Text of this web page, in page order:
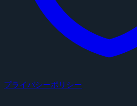
プライバシーポリシー